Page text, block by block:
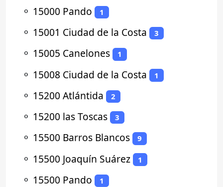
⚬ 15000 Pando 1
⚬ 15001 Ciudad de la Costa 3
⚬ 15005 Canelones 1
⚬ 15008 Ciudad de la Costa 1
⚬ 15200 Atlántida 2
⚬ 15200 las Toscas 3
⚬ 15500 Barros Blancos 9
⚬ 15500 Joaquín Suárez 1
⚬ 15500 Pando 1